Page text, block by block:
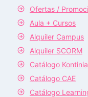
Ofertas /
Aula + Cursos
Alquiler Campus
Alquiler SCORM
Catálogo Kontinia
Catálogo CAE
Catálogo